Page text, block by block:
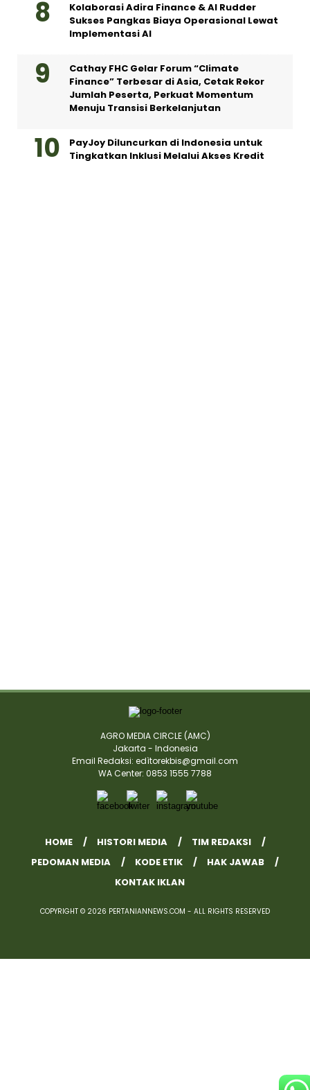
Kolaborasi Adira Finance & AI Rudder
Sukses Pangkas Biaya Operasional Lewat
Implementasi AI
Cathay FHC Gelar Forum “Climate
Finance” Terbesar di Asia, Cetak Rekor
Jumlah Peserta, Perkuat Momentum
Menuju Transisi Berkelanjutan
PayJoy Diluncurkan di Indonesia untuk
Tingkatkan Inklusi Melalui Akses Kredit
AGRO MEDIA CIRCLE (AMC)
Jakarta - Indonesia
Email Redaksi: edìtorekbis@gmail.com
WA Center: 0853 1555 7788
HOME HISTORI MEDIA
TIM REDAKSI
PEDOMAN MEDIA
KODE ETIK
HAK JAWAB
KONTAK IKLAN
COPYRIGHT © 2026 PERTANIANNEWS.COM - ALL RIGHTS RESERVED